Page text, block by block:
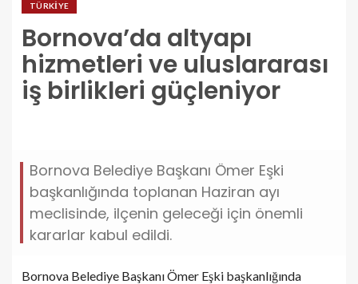
TÜRKIYE
Bornova’da altyapı
hizmetleri ve uluslararası
iş birlikleri güçleniyor
bornovada-altyapi-hizmetleri-ve-uluslararasi-is-
Bornova Belediye Başkanı Ömer Eşki
başkanlığında toplanan Haziran ayı
meclisinde, ilçenin geleceği için önemli
kararlar kabul edildi.
Bornova Belediye Başkanı Ömer Eşki başkanlığında